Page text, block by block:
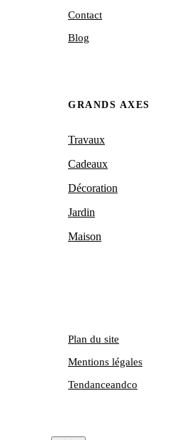
Contact
Blog
GRANDS AXES
Travaux
Cadeaux
Décoration
Jardin
Maison
Tendanceandco
Plan du site
Mentions légales